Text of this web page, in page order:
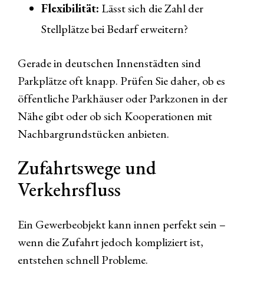
Flexibilität: Lässt sich die Zahl der
Stellplätze bei Bedarf erweitern?
Gerade in deutschen Innenstädten sind
Parkplätze oft knapp. Prüfen Sie daher, ob es
öffentliche Parkhäuser oder Parkzonen in der
Nähe gibt oder ob sich Kooperationen mit
Nachbargrundstücken anbieten.
Zufahrtswege und
Verkehrsfluss
Ein Gewerbeobjekt kann innen perfekt sein –
wenn die Zufahrt jedoch kompliziert ist,
entstehen schnell Probleme.